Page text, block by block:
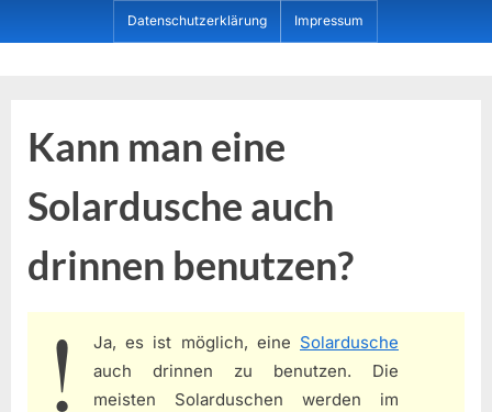
to
Datenschutzerklärung Impressum
Kann man eine
Solardusche auch
drinnen benutzen?
Ja, es ist möglich, eine Solardusche
auch drinnen zu benutzen. Die
meisten Solarduschen werden im